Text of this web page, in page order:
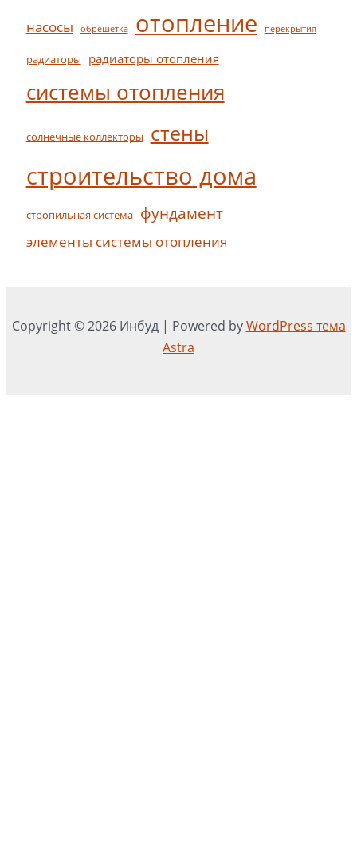
насосы обрешетка отопление перекрытия
радиаторы радиаторы отопления
системы отопления
солнечные коллекторы стены
строительство дома
стропильная система фундамент
элементы системы отопления
Copyright © 2026 Инбуд | Powered byWordPress тема
Astra